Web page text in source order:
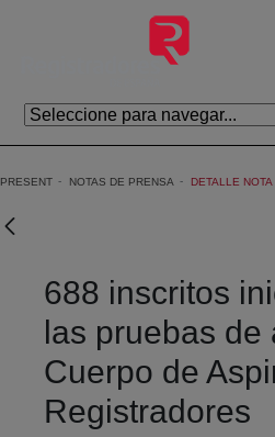
Skip to Main Content
PRESENT NOTAS DE PRENSA DETALLE
688 inscritos
las pruebas de
Cuerpo de
Registradores